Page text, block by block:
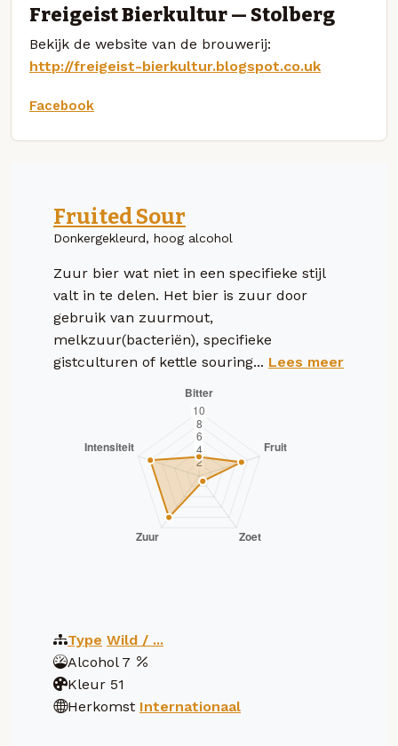
Freigeist Bierkultur — Stolberg
Bekijk de website van de brouwerij:
http://freigeist-bierkultur.blogspot.co.uk
Facebook
Fruited Sour
Donkergekleurd, hoog alcohol
Zuur bier wat niet in een specifieke stijl
valt in te delen. Het bier is zuur door
gebruik van zuurmout,
melkzuur(bacteriën), specifieke
gistculturen of kettle souring... Lees meer
Type Wild / ...
Alcohol 7
Kleur 51
Herkomst Internationaal